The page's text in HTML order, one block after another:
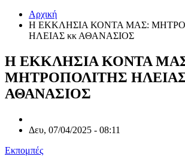
Αρχική
Η ΕΚΚΛΗΣΙΑ ΚΟΝΤΑ ΜΑΣ:
ΗΛΕΙΑΣ κκ ΑΘΑΝΑΣΙΟΣ
Η ΕΚΚΛΗΣΙΑ ΚΟΝΤΑ
ΜΗΤΡΟΠΟΛΙΤΗΣ
ΑΘΑΝΑΣΙΟΣ
Δευ, 07/04/2025 - 08:11
Εκπομπές